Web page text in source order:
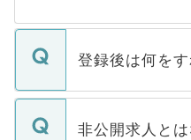
登録後は何を
ご登録いただき
登録内容を確認
非公開求人と